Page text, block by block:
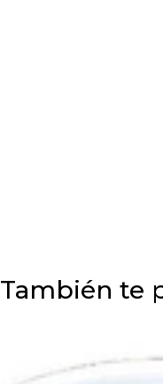
También te